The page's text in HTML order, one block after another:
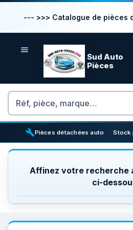
--- >>> Catalogue de pièces

Sud Auto
Pièces
Rechercher
buildPièces détachées auto Stock
Affinez votre recherche
ci-